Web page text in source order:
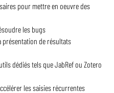
pour mettre en oeuvre des
les bugs
présentation de résultats
dédiés tels que JabRef ou Zotero
les saisies récurrentes